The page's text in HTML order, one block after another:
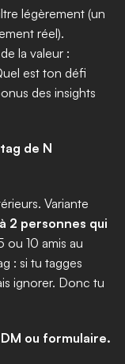
légèrement (un
réel).
la valeur :
est ton défi
des insights
de N
Variante
2 personnes qui
ou 10 amis au
: si tu tagges
ignorer. Donc tu
ou formulaire.